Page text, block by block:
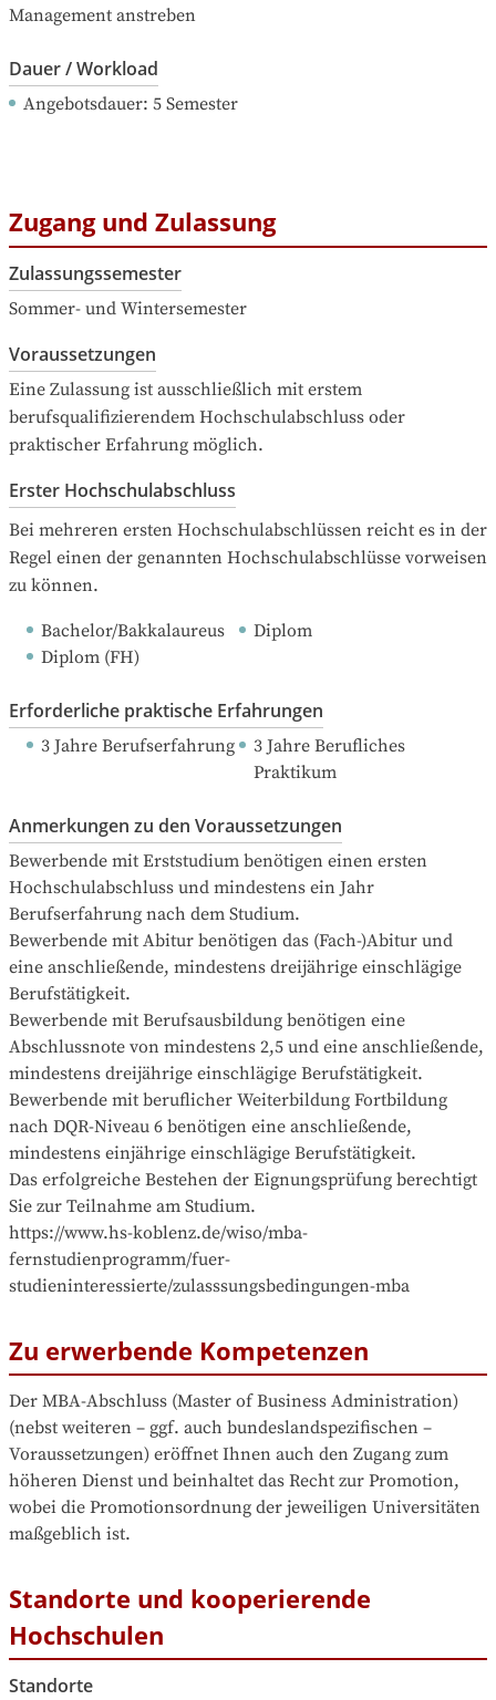
Management anstreben
Dauer / Workload
Angebotsdauer: 5 Semester
Zugang und Zulassung
Zulassungssemester
Sommer- und Wintersemester
Voraussetzungen
Eine Zulassung ist ausschließlich mit erstem
berufsqualifizierendem Hochschulabschluss oder
praktischer Erfahrung möglich.
Erster Hochschulabschluss
Bei mehreren ersten Hochschulabschlüssen reicht es in der
Regel einen der genannten Hochschulabschlüsse vorweisen
zu können.
Bachelor/Bakkalaureus
Diplom
Diplom (FH)
Erforderliche praktische Erfahrungen
3 Jahre Berufserfahrung
3 Jahre Berufliches
Praktikum
Anmerkungen zu den Voraussetzungen
Bewerbende mit Erststudium benötigen einen ersten
Hochschulabschluss und mindestens ein Jahr
Berufserfahrung nach dem Studium.
Bewerbende mit Abitur benötigen das (Fach-)Abitur und
eine anschließende, mindestens dreijährige einschlägige
Berufstätigkeit.
Bewerbende mit Berufsausbildung benötigen eine
Abschlussnote von mindestens 2,5 und eine anschließende,
mindestens dreijährige einschlägige Berufstätigkeit.
Bewerbende mit beruflicher Weiterbildung Fortbildung
nach DQR-Niveau 6 benötigen eine anschließende,
mindestens einjährige einschlägige Berufstätigkeit.
Das erfolgreiche Bestehen der Eignungsprüfung berechtigt
Sie zur Teilnahme am Studium.
https://www.hs-koblenz.de/wiso/mba-
fernstudienprogramm/fuer-
studieninteressierte/zulasssungsbedingungen-mba
Zu erwerbende Kompetenzen
Der MBA-Abschluss (Master of Business Administration)
(nebst weiteren – ggf. auch bundeslandspezifischen –
Voraussetzungen) eröffnet Ihnen auch den Zugang zum
höheren Dienst und beinhaltet das Recht zur Promotion,
wobei die Promotionsordnung der jeweiligen Universitäten
maßgeblich ist.
Standorte und kooperierende
Hochschulen
Standorte